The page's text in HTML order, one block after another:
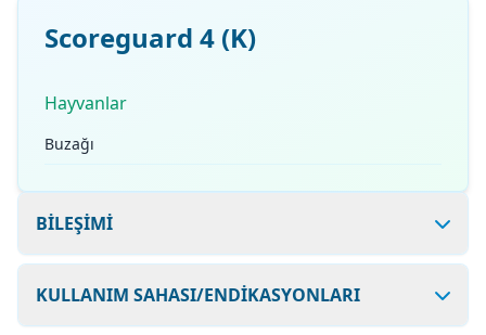
Scoreguard 4 (K)
Hayvanlar
Buzağı
BİLEŞİMİ
KULLANIM SAHASI/ENDİKASYONLARI